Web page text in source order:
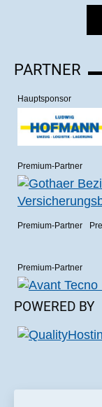
PARTNER
Hauptsponsor
Premium-Partner
Premium-Partner
Premium-Partner
POWERED BY